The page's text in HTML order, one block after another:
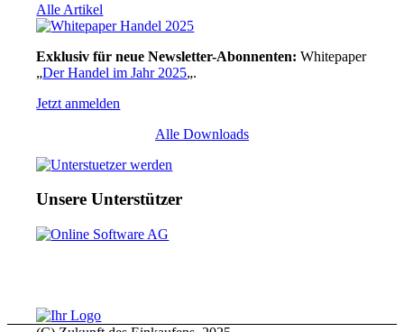
Alle Artikel
Exklusiv für neue Newsletter-Abonnenten: Whitepaper
„Der Handel im Jahr 2025„.
Jetzt anmelden
Alle Downloads
Unsere Unterstützer